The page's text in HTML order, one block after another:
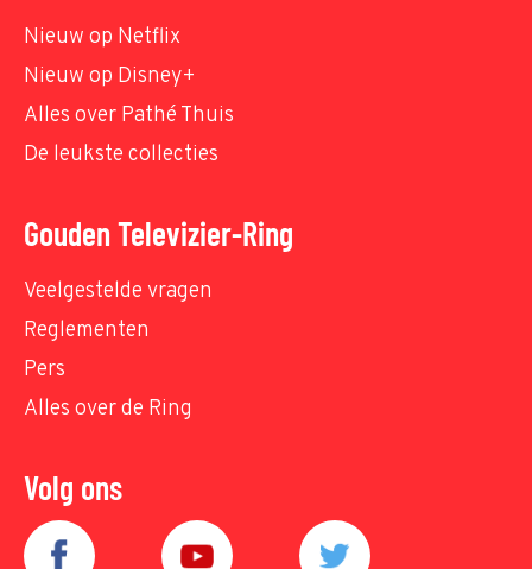
Nieuw op Netflix
Nieuw op Disney+
Alles over Pathé Thuis
De leukste collecties
Gouden Televizier-Ring
Veelgestelde vragen
Reglementen
Pers
Alles over de Ring
Volg ons